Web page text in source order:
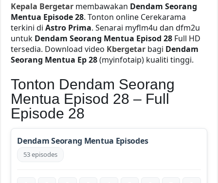
Kepala Bergetar membawakan Dendam Seorang
Mentua Episode 28. Tonton online Cerekarama
terkini diAstro Prima. Senarai myflm4u dan dfm2u
untuk Dendam Seorang Mentua Episod 28 Full HD
tersedia. Download video Kbergetar bagi Dendam
Seorang Mentua Ep 28(myinfotaip) kualiti tinggi.
Tonton Dendam Seorang
Mentua Episod 28 – Full
Episode 28
Dendam Seorang Mentua Episodes
53 episodes